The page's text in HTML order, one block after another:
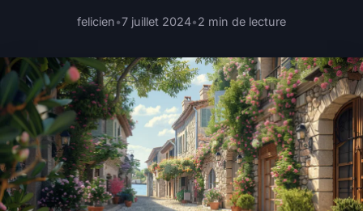
felicien•7 juillet 2024•2 min de lecture